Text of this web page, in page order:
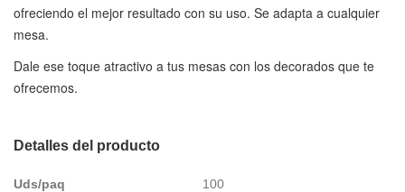
ofreciendo el mejor resultado con su uso. Se adapta a cualquier
mesa.
Dale ese toque atractivo a tus mesas con los decorados que te
ofrecemos.
Detalles del producto
Uds/paq 100